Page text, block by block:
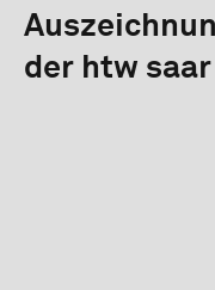
der htw saar